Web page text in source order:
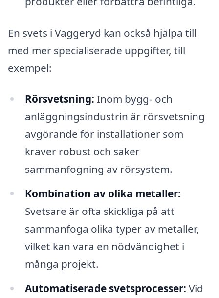
En svets i Vaggeryd kan också hjälpa till
med mer specialiserade uppgifter, till
exempel:
Rörsvetsning: Inom bygg- och
anläggningsindustrin är rörsvetsning
avgörande för installationer som
kräver robust och säker
sammanfogning av rörsystem.
Kombination av olika metaller:
Svetsare är ofta skickliga på att
sammanfoga olika typer av metaller,
vilket kan vara en nödvändighet i
många projekt.
Automatiserade svetsprocesser: Vid